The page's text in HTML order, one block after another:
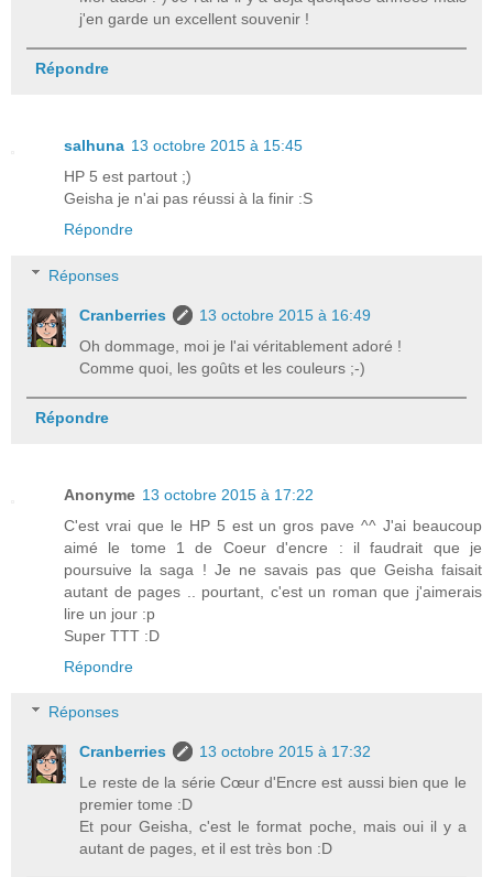
j'en garde un excellent souvenir !
Répondre
salhuna 13 octobre 2015 à 15:45
HP 5 est partout ;)
Geisha je n'ai pas réussi à la finir :S
Répondre
Réponses
Cranberries
13 octobre 2015 à 16:49
Oh dommage, moi je l'ai véritablement adoré !
Comme quoi, les goûts et les couleurs ;-)
Répondre
Anonyme 13 octobre 2015 à 17:22
C'est vrai que le HP 5 est un gros pave ^^ J'ai beaucoup
aimé le tome 1 de Coeur d'encre : il faudrait que je
poursuive la saga ! Je ne savais pas que Geisha faisait
autant de pages .. pourtant, c'est un roman que j'aimerais
lire un jour :p
Super TTT :D
Répondre
Réponses
Cranberries
13 octobre 2015 à 17:32
Le reste de la série Cœur d'Encre est aussi bien que le
premier tome :D
Et pour Geisha, c'est le format poche, mais oui il y a
autant de pages, et il est très bon :D